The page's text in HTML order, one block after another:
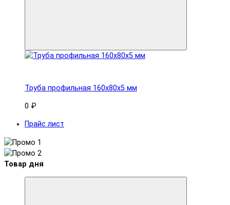
Труба профильная 160x80х5 мм
0 ₽
Прайс лист
Товар дня